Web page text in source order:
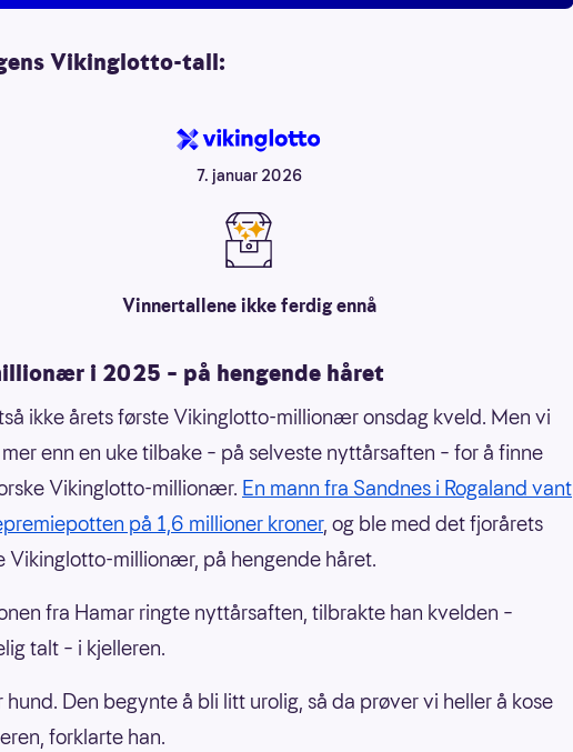
Vikinglotto-tall:
7. januar 2026
Vinnertallene ikke ferdig ennå
i 2025 – på hengende håret
ikke årets første Vikinglotto-millionær onsdag kveld. Men vi
enn en uke tilbake – på selveste nyttårsaften – for å finne
Vikinglotto-millionær. En mann fra Sandnes i Rogaland vant
på 1,6 millioner kroner, og ble med det fjorårets
Vikinglotto-millionær, på hengende håret.
fra Hamar ringte nyttårsaften, tilbrakte han kvelden –
talt – i kjelleren.
hund. Den begynte å bli litt urolig, så da prøver vi heller å kose
forklarte han.